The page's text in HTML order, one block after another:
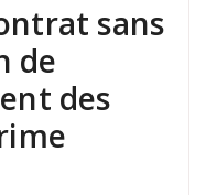
sans
de
des